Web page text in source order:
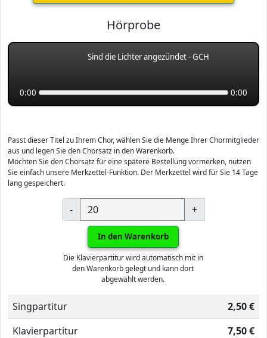
Hörprobe
Sind die Lichter angezündet - GCH
0:00 0:00
Passt dieser Titel zu Ihrem Chor, wählen Sie die Menge Ihrer Chormitglieder
aus und legen Sie den Chorsatz in den Warenkorb.
Möchten Sie den Chorsatz für eine spätere Bestellung vormerken, nutzen
Sie einfach unsere Merkzettel-Funktion. Der Merkzettel wird für Sie 14 Tage
lang gespeichert.
- +
In den Warenkorb
Die Klavierpartitur wird automatisch mit in
den Warenkorb gelegt und kann dort
abgewählt werden.
Singpartitur
2,50 €
Klavierpartitur
7,50 €